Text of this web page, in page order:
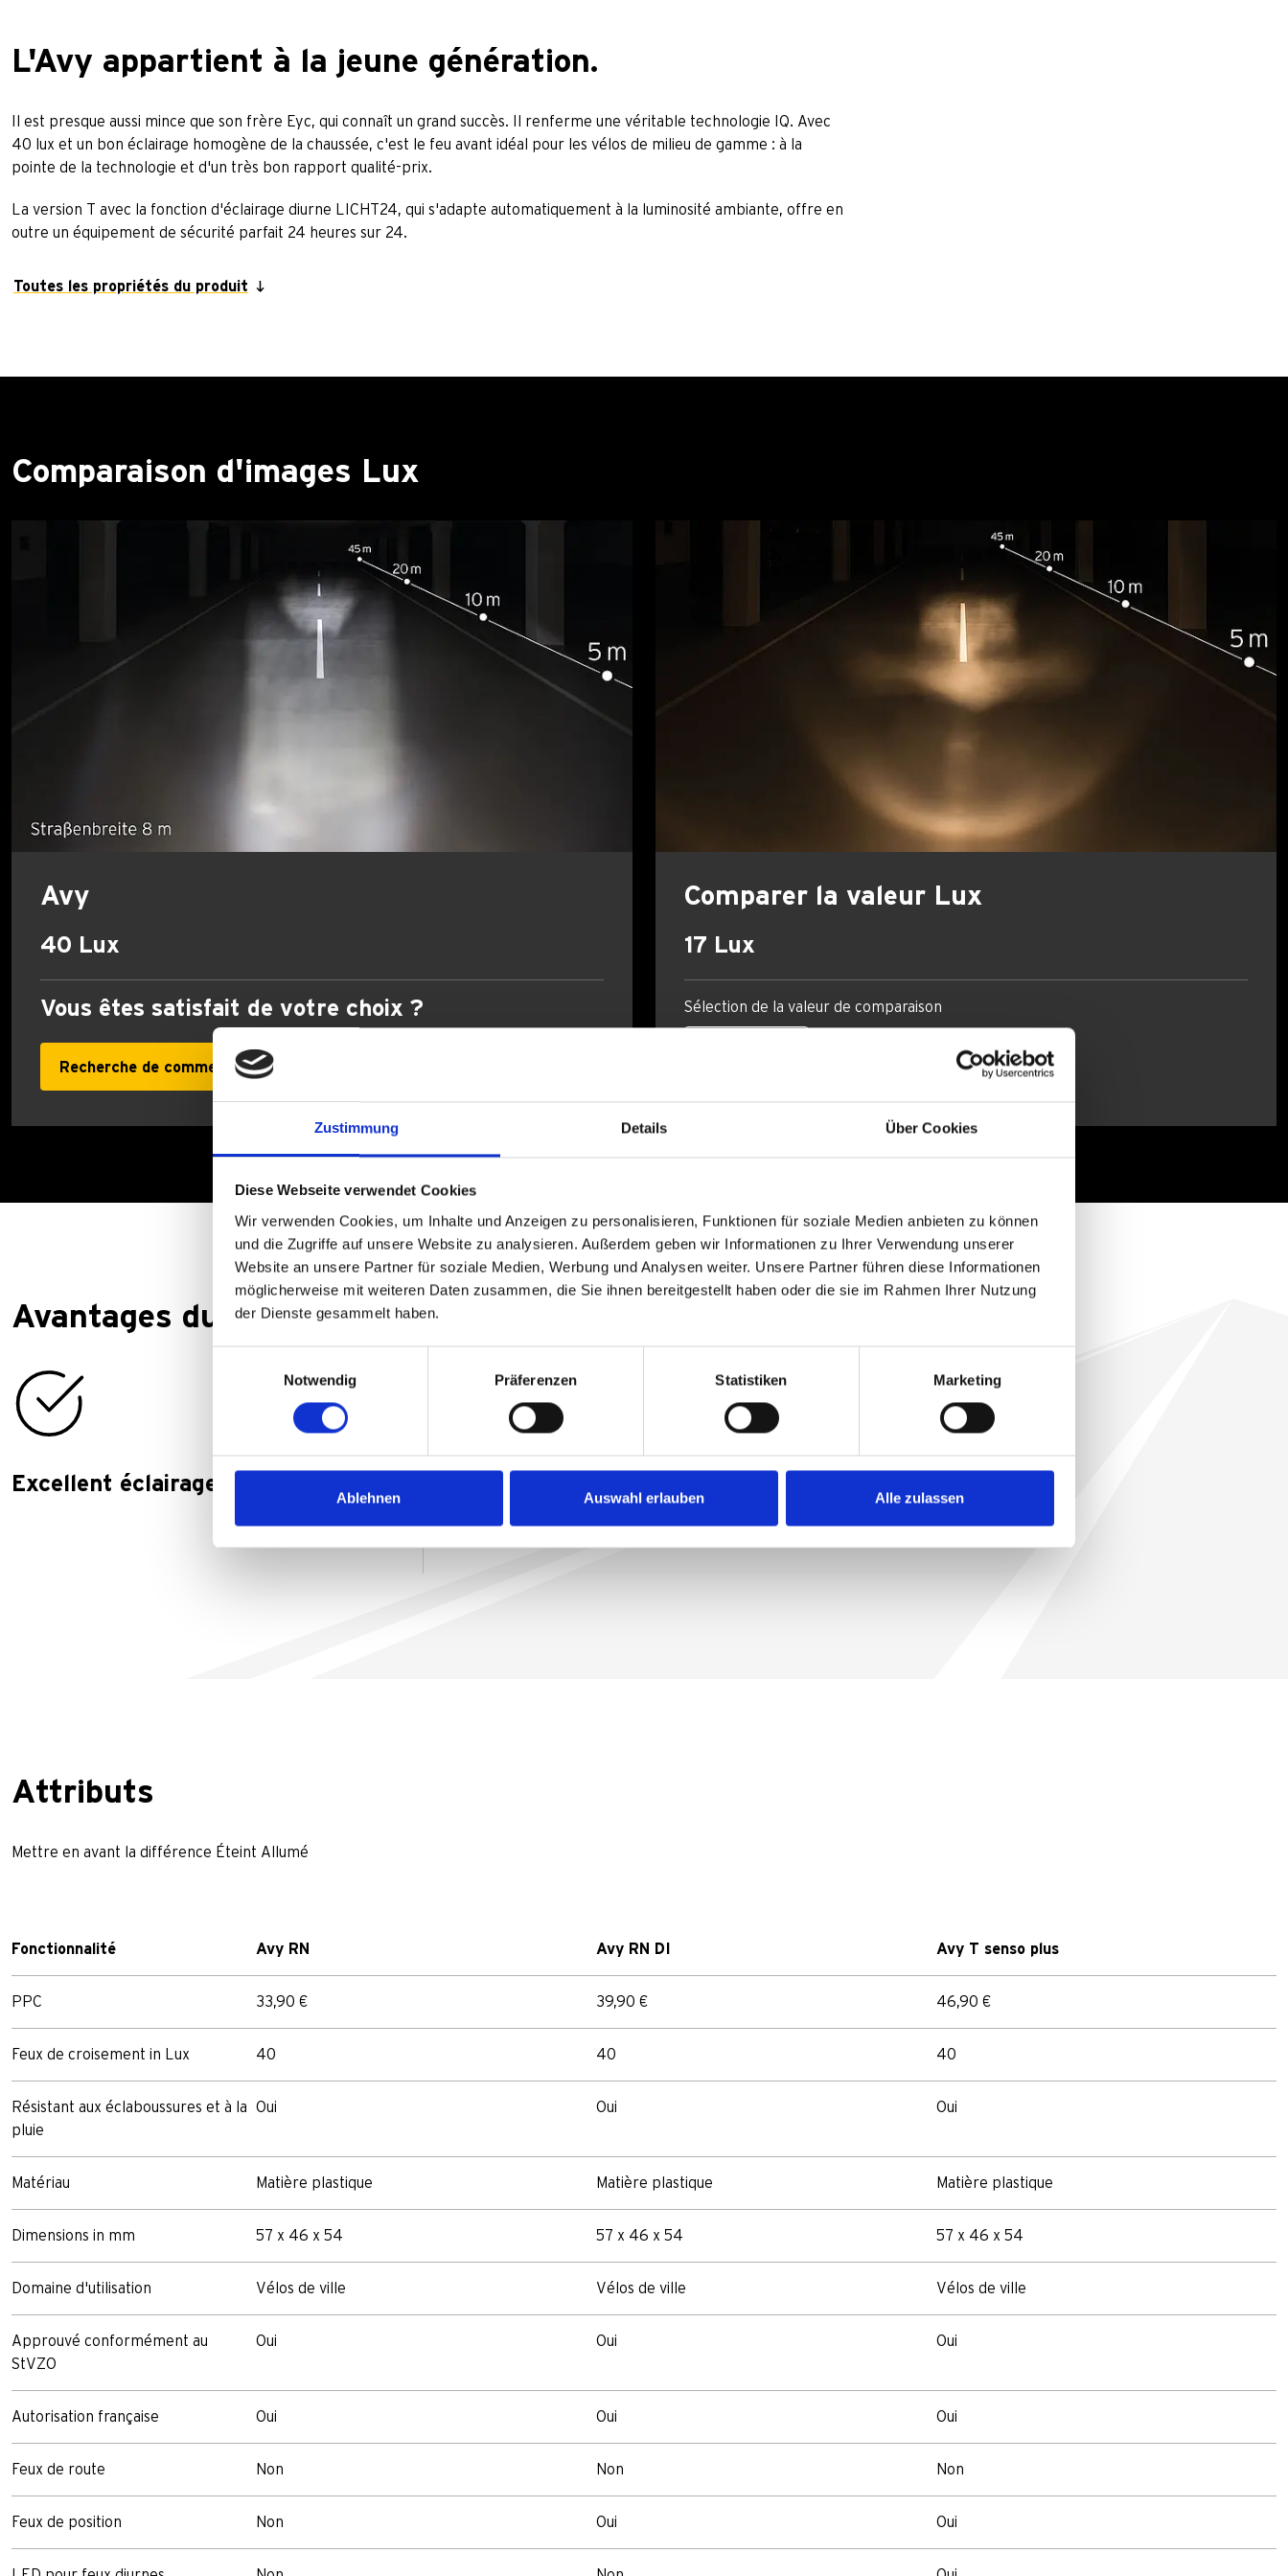
Zustimmung Details Über Cookies
Diese Webseite verwendet Cookies
Wir verwenden Cookies, um Inhalte und Anzeigen zu personalisieren, Funktionen für soziale Medien anbieten zu können
und die Zugriffe auf unsere Website zu analysieren. Außerdem geben wir Informationen zu Ihrer Verwendung unserer
Website an unsere Partner für soziale Medien, Werbung und Analysen weiter. Unsere Partner führen diese Informationen
möglicherweise mit weiteren Daten zusammen, die Sie ihnen bereitgestellt haben oder die sie im Rahmen Ihrer Nutzung
der Dienste gesammelt haben.
Notwendig
Präferenzen Statistiken Marketing
Ablehnen Auswahl erlauben Alle zulassen
L'Avy appartient à la jeune génération.
Il est presque aussi mince que son frère Eyc, qui connaît un grand succès. Il renferme une véritable technologie IQ. Avec
40 lux et un bon éclairage homogène de la chaussée, c'est le feu avant idéal pour les vélos de milieu de gamme : à la
pointe de la technologie et d'un très bon rapport qualité-prix.
La version T avec la fonction d'éclairage diurne LICHT24, qui s'adapte automatiquement à la luminosité ambiante, offre en
outre un équipement de sécurité parfait 24 heures sur 24.
Toutes les propriétés du produit
Comparaison d'images Lux
Avy
40 Lux
Vous êtes satisfait de votre choix ?
Recherche de commerçants
Comparer la valeur Lux
17 Lux
Sélection de la valeur de comparaison
Avantages du produit
Excellent éclairage de proximité
Attributs
Mettre en avant la différence Éteint Allumé
Fonctionnalité Avy RN Avy RN DI Avy T senso plus
PPC 33,90 € 39,90 € 46,90 €
Feux de croisement in Lux 40 40 40
Résistant aux éclaboussures et à la
pluie
Oui Oui Oui
Matériau Matière plastique Matière plastique Matière plastique
Dimensions in mm 57 x 46 x 54 57 x 46 x 54 57 x 46 x 54
Domaine d'utilisation Vélos de ville Vélos de ville Vélos de ville
Approuvé conformément au
StVZO
Oui Oui Oui
Autorisation française Oui Oui Oui
Feux de route Non Non Non
Feux de position Non Oui Oui